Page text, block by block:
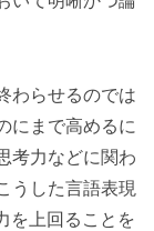
わらせるのでは
にまで高めるに
考力などに関わ
うした言語表現
を上回ることを